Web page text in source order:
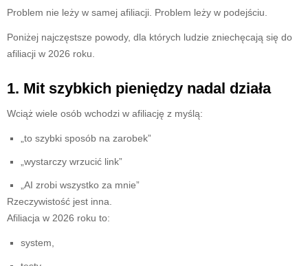
Problem nie leży w samej afiliacji. Problem leży w podejściu.
Poniżej najczęstsze powody, dla których ludzie zniechęcają się do
afiliacji w 2026 roku.
1. Mit szybkich pieniędzy nadal działa
Wciąż wiele osób wchodzi w afiliację z myślą:
„to szybki sposób na zarobek”
„wystarczy wrzucić link”
„AI zrobi wszystko za mnie”
Rzeczywistość jest inna.
Afiliacja w 2026 roku to:
system,